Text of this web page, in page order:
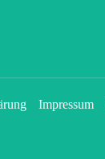
Impressum